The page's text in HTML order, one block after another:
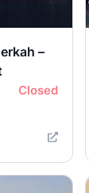
–
Closed